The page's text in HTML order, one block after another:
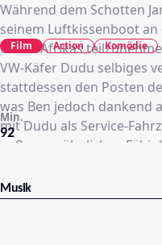
Während dem Schotten
seinem Luftkissenboot
Osten Afrikas
VW-Käfer Dudu selbiges
stattdessen den Posten
was Ben jedoch dankend
mit Dudu als Service-
außergewöhnlichen
abseits der regulären
92
Min.
Film Action Komödie
Musik